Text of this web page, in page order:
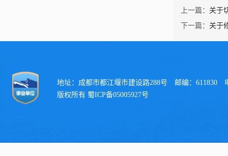
上一篇： 关于
下一篇： 关于
地址：成都市都江堰市建设路288号 邮编：611830
版权所有 蜀ICP备05005927号